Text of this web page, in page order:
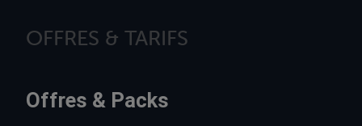
OFFRES & TARIFS
Offres & Packs